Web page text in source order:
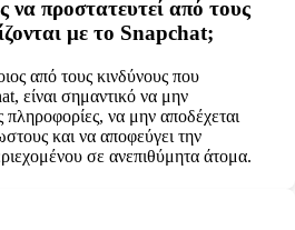
να προστατευτεί από τους
με το Snapchat;
από τους κινδύνους που
είναι σημαντικό να μην
να μην αποδέχεται
και να αποφεύγει την
σε ανεπιθύμητα άτομα.